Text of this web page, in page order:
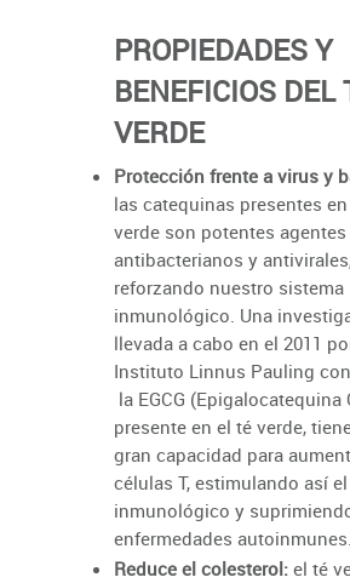
PROPIEDADES Y
BENEFICIOS DEL
VERDE
Protección frente a virus y
las catequinas presentes
verde son potentes agentes
antibacterianos y
reforzando nuestro sistema
inmunológico. Una
llevada a cabo en el 2011
Instituto Linnus Pauling
la EGCG (Epigalocatequina
presente en el té verde,
gran capacidad para
células T, estimulando así
inmunológico y
enfermedades autoinmunes.
Reduce el colesterol: el té